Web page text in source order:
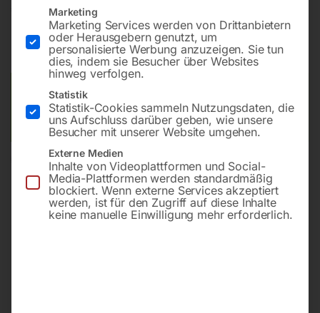
36,00
inkl. MwSt. zzgl.Versandkosten
Lieferzeit:ca. 2 - 3 Tage
Versandkosten Standard (Österreich):
Bitte beachten Sie: Die Versandkosten gelten für Österreich.
Andere Länder können abweichen.
In den Warenkorb
Marketing
Marketing Services werden von Drittanbietern
oder Herausgebern genutzt, um
personalisierte Werbung anzuzeigen. Sie tun
dies, indem sie Besucher über Websites
hinweg verfolgen.
Statistik
Statistik-Cookies sammeln Nutzungsdaten, die
uns Aufschluss darüber geben, wie unsere
Besucher mit unserer Website umgehen.
Externe Medien
Inhalte von Videoplattformen und Social-
Media-Plattformen werden standardmäßig
blockiert. Wenn externe Services akzeptiert
werden, ist für den Zugriff auf diese Inhalte
keine manuelle Einwilligung mehr erforderlich.